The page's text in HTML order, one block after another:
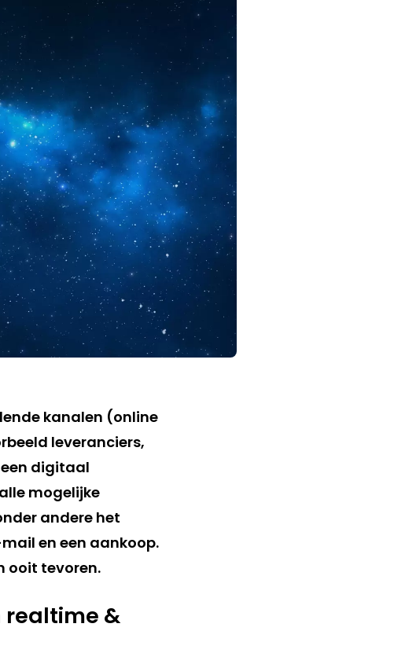
kanalen (online
leveranciers,
digitaal
mogelijke
andere het
en een aankoop.
ooit tevoren.
realtime &